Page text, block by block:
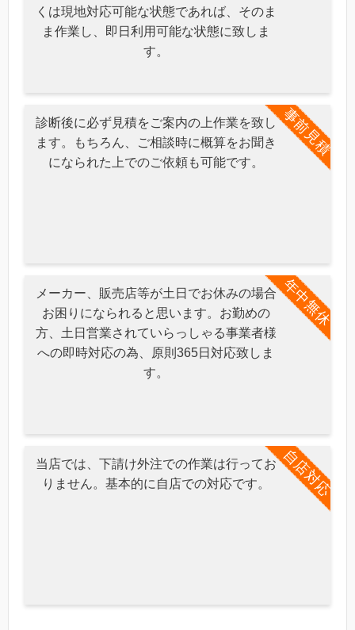
くは現地対応可能な状態であれば、そのま
ま作業し、即日利用可能な状態に致しま
す。
事前見積
診断後に必ず見積をご案内の上作業を致し
ます。もちろん、ご相談時に概算をお聞き
になられた上でのご依頼も可能です。
年中無休
メーカー、販売店等が土日でお休みの場合
お困りになられると思います。お勤めの
方、土日営業されていらっしゃる事業者様
への即時対応の為、原則365日対応致しま
す。
自店対応
当店では、下請け外注での作業は行ってお
りません。基本的に自店での対応です。